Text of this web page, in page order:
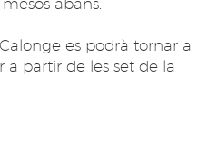
abans.
es podrà tornar a
a partir de les set de la